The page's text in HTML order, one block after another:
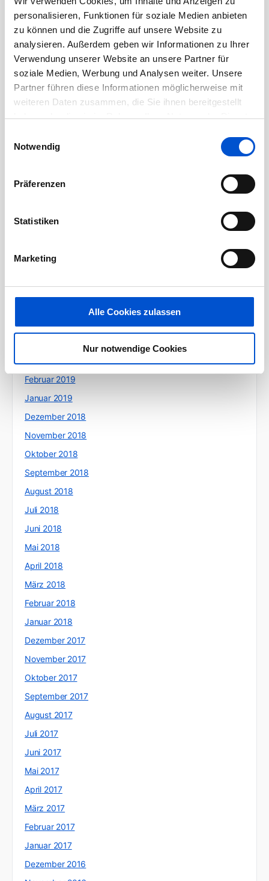
personalisieren, Funktionen für soziale Medien anbieten
zu können und die Zugriffe auf unsere Website zu
analysieren. Außerdem geben wir Informationen zu Ihrer
Verwendung unserer Website an unsere Partner für
soziale Medien, Werbung und Analysen weiter. Unsere
Partner führen diese Informationen möglicherweise mit
weiteren Daten zusammen, die Sie ihnen bereitgestellt
haben oder die sie im Rahmen Ihrer Nutzung der Dienste
Notwendig
Präferenzen
Statistiken
Marketing
Alle Cookies zulassen
Nur notwendige Cookies
Oktober 2020
September 2020
August 2020
Juli 2020
Mai 2020
April 2020
Juli 2019
Februar 2019
Januar 2019
Dezember 2018
November 2018
Oktober 2018
September 2018
August 2018
Juli 2018
Juni 2018
Mai 2018
April 2018
März 2018
Februar 2018
Januar 2018
Dezember 2017
November 2017
Oktober 2017
September 2017
August 2017
Juli 2017
Juni 2017
Mai 2017
April 2017
März 2017
Februar 2017
Januar 2017
Dezember 2016